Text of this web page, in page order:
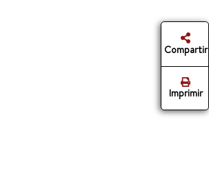
Compartir
Imprimir